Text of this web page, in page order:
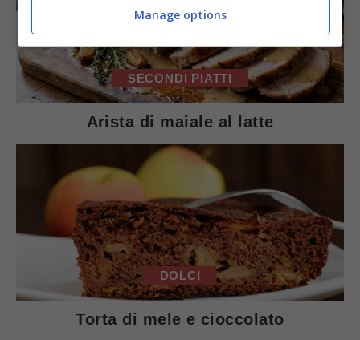
SECONDI PIATTI
Arista di maiale al latte
DOLCI
Torta di mele e cioccolato
Manage options